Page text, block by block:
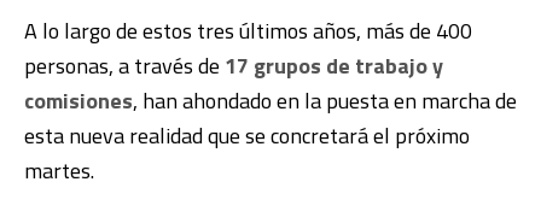
A lo largo de estos tres últimos años, más de 400
personas, a través de 17 grupos de trabajo y
comisiones, han ahondado en la puesta en marcha de
esta nueva realidad que se concretará el próximo
martes.